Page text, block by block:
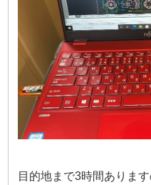
目的地まで3時間ありま